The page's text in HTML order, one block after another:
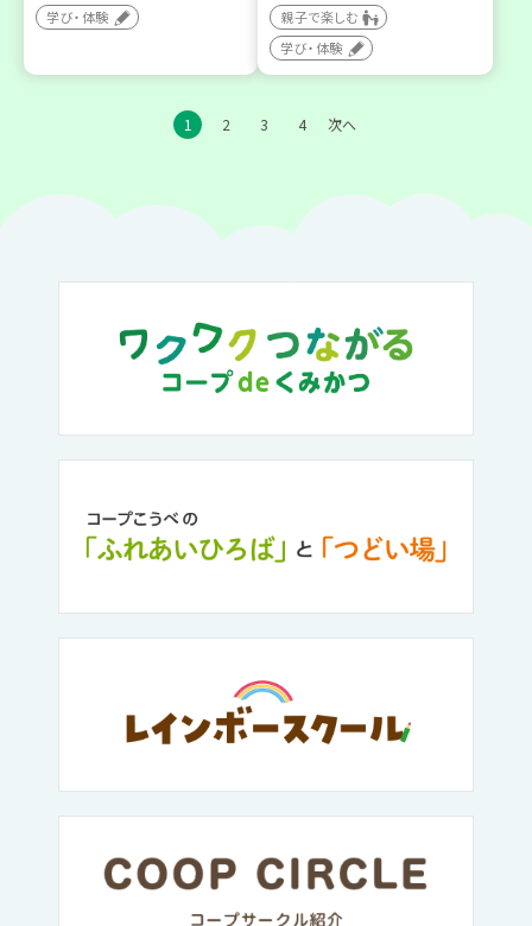
学び・体験
親子で楽しむ
学び・体験
1 2 3 4 次へ